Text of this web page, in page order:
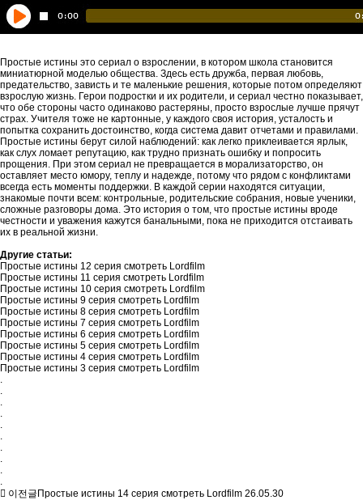
Простые истины это сериал о взрослении, в котором школа становится
миниатюрной моделью общества. Здесь есть дружба, первая любовь,
предательство, зависть и те маленькие решения, которые потом определяют
взрослую жизнь. Герои подростки и их родители, и сериал честно показывает,
что обе стороны часто одинаково растеряны, просто взрослые лучше прячут
страх. Учителя тоже не картонные, у каждого своя история, усталость и
попытка сохранить достоинство, когда система давит отчетами и правилами.
Простые истины берут силой наблюдений: как легко приклеивается ярлык,
как слух ломает репутацию, как трудно признать ошибку и попросить
прощения. При этом сериал не превращается в морализаторство, он
оставляет место юмору, теплу и надежде, потому что рядом с конфликтами
всегда есть моменты поддержки. В каждой серии находятся ситуации,
знакомые почти всем: контрольные, родительские собрания, новые ученики,
сложные разговоры дома. Это история о том, что простые истины вроде
честности и уважения кажутся банальными, пока не приходится отстаивать
их в реальной жизни.
Другие статьи:
Простые истины 12 серия смотреть Lordfilm
Простые истины 11 серия смотреть Lordfilm
Простые истины 10 серия смотреть Lordfilm
Простые истины 9 серия смотреть Lordfilm
Простые истины 8 серия смотреть Lordfilm
Простые истины 7 серия смотреть Lordfilm
Простые истины 6 серия смотреть Lordfilm
Простые истины 5 серия смотреть Lordfilm
Простые истины 4 серия смотреть Lordfilm
Простые истины 3 серия смотреть Lordfilm
.
.
.
.
.
.
.
.
.
.
이전글 Простые истины 14 серия смотреть Lordfilm 26.05.30